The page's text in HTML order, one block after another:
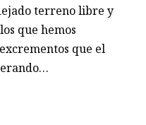
terreno libre y
que hemos
que el